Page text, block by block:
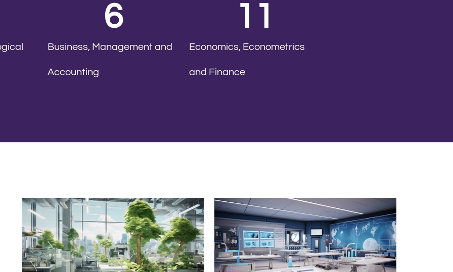
Business, Management and
Accounting
6
Economics, Econometrics
and Finance
11